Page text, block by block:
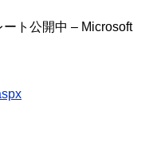
ト公開中 – Microsoft